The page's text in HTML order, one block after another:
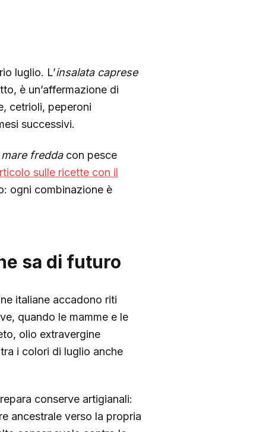
luglio. L’insalata caprese
è un’affermazione di
cetrioli, peperoni
successivi.
freddacon pesce
sulle ricette con il
ogni combinazione è
sa di futuro
italiane accadono riti
quando le mamme e le
olio extravergine
i colori di luglio anche
conserve artigianali:
ancestrale verso la propria